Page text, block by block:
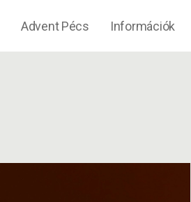
Advent Pécs Információk